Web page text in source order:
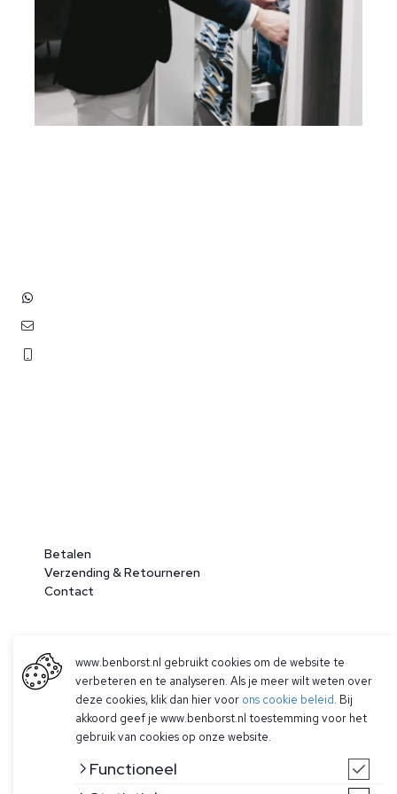
Betalen
Verzending & Retourneren
Contact
© 2026 Ben Borst
|Algemene voorwaarden
www.benborst.nl gebruikt cookies om de website te
verbeteren en te analyseren. Als je meer wilt weten over
deze cookies, klik dan hier voor ons cookie beleid. Bij
akkoord geef je www.benborst.nl toestemming voor het
gebruik van cookies op onze website.
Functioneel